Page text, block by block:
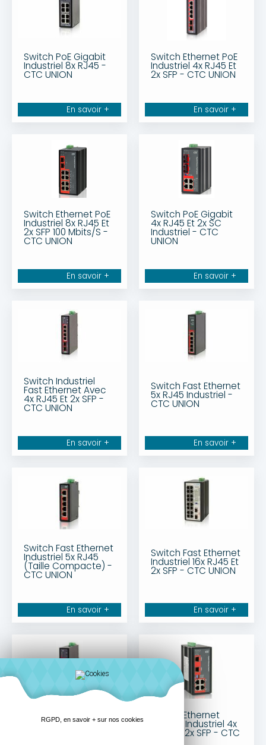
Switch PoE Gigabit
Industriel 8x RJ45 -
CTC UNION
En savoir +
Switch Ethernet PoE
Industriel 4x RJ45 Et
2x SFP - CTC UNION
En savoir +
Switch Ethernet PoE
Industriel 8x RJ45 Et
2x SFP 100 Mbits/S -
CTC UNION
En savoir +
Switch PoE Gigabit
4x RJ45 Et 2x SC
Industriel - CTC
UNION
En savoir +
Switch Industriel
Fast Ethernet Avec
4x RJ45 Et 2x SFP -
CTC UNION
En savoir +
Switch Fast Ethernet
5x RJ45 Industriel -
CTC UNION
En savoir +
Switch Fast Ethernet
Industriel 5x RJ45
(Taille Compacte) -
CTC UNION
En savoir +
Switch Fast Ethernet
Industriel 16x RJ45 Et
2x SFP - CTC UNION
En savoir +
Switch Ethernet
Gigabit Industriel 4x
Switch Ethernet
Gigabit Industriel 4x
RJ45 Et 2x SFP - CTC
RGPD, en savoir + sur nos cookies